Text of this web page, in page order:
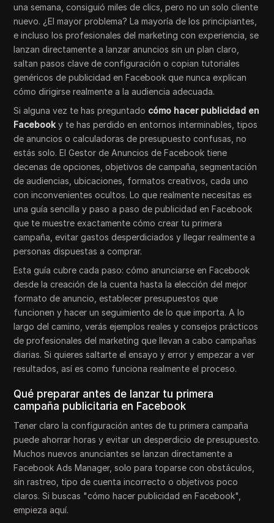
una semana, consiguió miles de clics, pero no un solo cliente
nuevo. ¿El mayor problema? La mayoría de los principiantes,
e incluso los profesionales del marketing con experiencia, se
lanzan directamente a lanzar anuncios sin un plan claro,
saltan pasos clave de configuración o copian tutoriales
genéricos de publicidad en Facebook que nunca explican
cómo dirigirse realmente a la audiencia adecuada.
Si alguna vez te has preguntado cómo hacer publicidad en
Facebook y te has perdido en entornos interminables, tipos
de anuncios o calculadoras de presupuesto confusas, no
estás solo. El Gestor de Anuncios de Facebook tiene
decenas de opciones, objetivos de campaña, segmentación
de audiencias, ubicaciones, formatos creativos, cada uno
con inconvenientes ocultos. Lo que realmente necesitas es
una guía sencilla y paso a paso de publicidad en Facebook
que te muestre exactamente cómo crear tu primera
campaña, evitar gastos desperdiciados y llegar realmente a
personas dispuestas a comprar.
Esta guía cubre cada paso: cómo anunciarse en Facebook
desde la creación de la cuenta hasta la elección del mejor
formato de anuncio, establecer presupuestos que
funcionen y hacer un seguimiento de lo que importa. A lo
largo del camino, verás ejemplos reales y consejos prácticos
de profesionales del marketing que llevan a cabo campañas
diarias. Si quieres saltarte el ensayo y error y empezar a ver
resultados, así es como funciona realmente el proceso.
Qué preparar antes de lanzar tu primera
campaña publicitaria en Facebook
Tener claro la configuración antes de tu primera campaña
puede ahorrar horas y evitar un desperdicio de presupuesto.
Muchos nuevos anunciantes se lanzan directamente a
Facebook Ads Manager, solo para toparse con obstáculos,
sin rastreo, tipo de cuenta incorrecto o objetivos poco
claros. Si buscas "cómo hacer publicidad en Facebook",
empieza aquí.